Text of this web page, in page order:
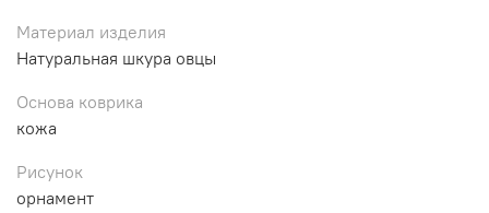
Материал изделия
Натуральная шкура овцы
Основа коврика
кожа
Рисунок
орнамент